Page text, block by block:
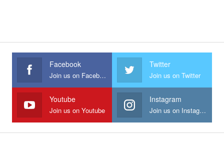
Facebook
Join us on Facebook
Twitter
Join us on Twitter
Youtube
Join us on Youtube
Instagram
Join us on Instagram